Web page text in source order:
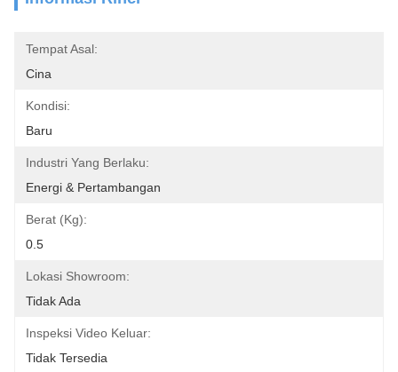
Tempat Asal:
Cina
Kondisi:
Baru
Industri Yang Berlaku:
Energi & Pertambangan
Berat (Kg):
0.5
Lokasi Showroom:
Tidak Ada
Inspeksi Video Keluar:
Tidak Tersedia